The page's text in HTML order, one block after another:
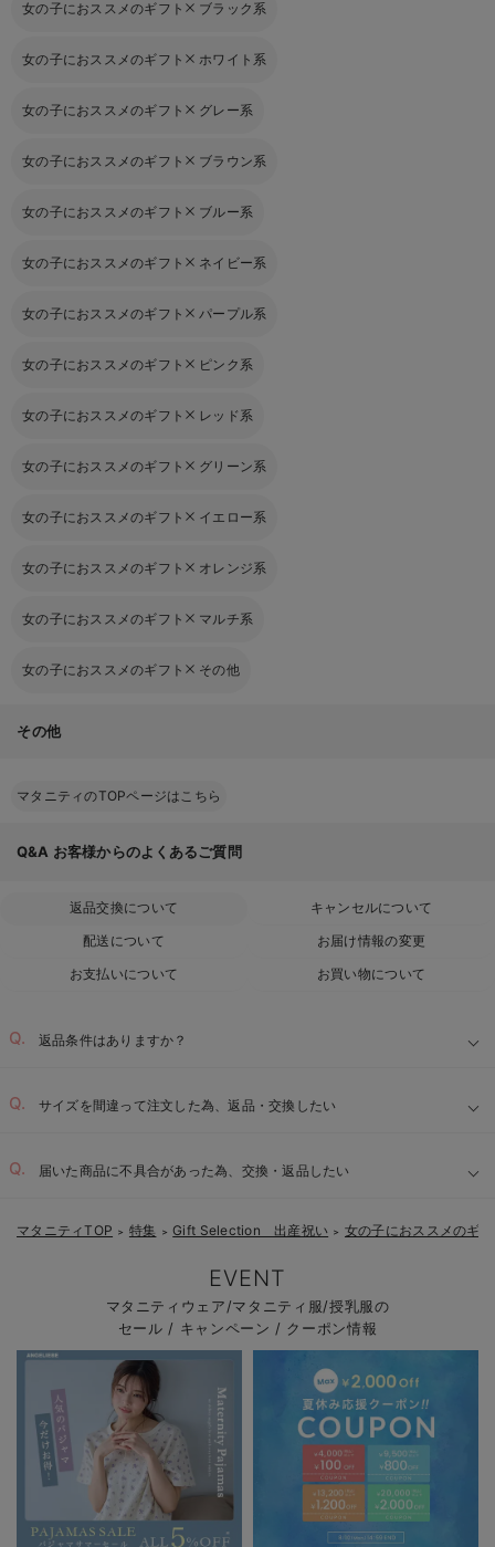
女の子におススメのギフト ブラック系
女の子におススメのギフト ホワイト系
女の子におススメのギフト グレー系
女の子におススメのギフト ブラウン系
女の子におススメのギフト ブルー系
女の子におススメのギフト ネイビー系
女の子におススメのギフト パープル系
女の子におススメのギフト ピンク系
女の子におススメのギフト レッド系
女の子におススメのギフト グリーン系
女の子におススメのギフト イエロー系
女の子におススメのギフト オレンジ系
女の子におススメのギフト マルチ系
女の子におススメのギフト その他
その他
マタニティのTOPページはこちら
Q&A お客様からのよくあるご質問
返品交換について
キャンセルについて
配送について
お届け情報の変更
お支払いについて
お買い物について
返品条件はありますか？
サイズを間違って注文した為、返品・交換したい
届いた商品に不具合があった為、交換・返品したい
マタニティTOP ＞ 特集 ＞ Gift Selection 出産祝い ＞ 女の子におススメのギ
EVENT
マタニティウェア/マタニティ服/授乳服の
セール / キャンペーン / クーポン情報